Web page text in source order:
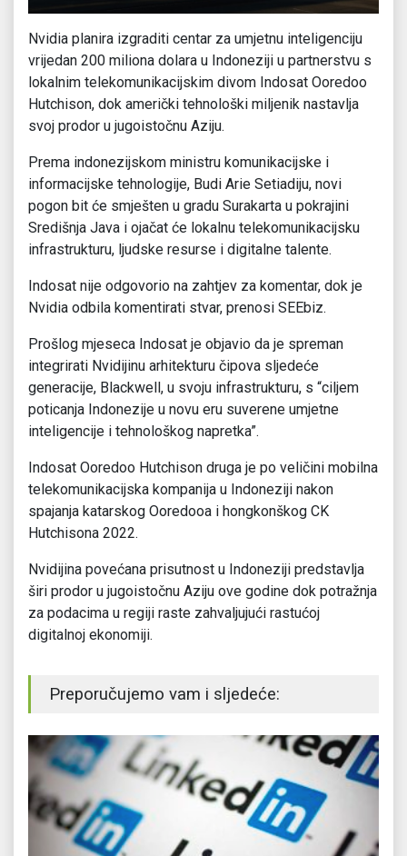
Nvidia planira izgraditi centar za umjetnu inteligenciju
vrijedan 200 miliona dolara u Indoneziji u partnerstvu s
lokalnim telekomunikacijskim divom Indosat Ooredoo
Hutchison, dok američki tehnološki miljenik nastavlja
svoj prodor u jugoistočnu Aziju.
Prema indonezijskom ministru komunikacijske i
informacijske tehnologije, Budi Arie Setiadiju, novi
pogon bit će smješten u gradu Surakarta u pokrajini
Središnja Java i ojačat će lokalnu telekomunikacijsku
infrastrukturu, ljudske resurse i digitalne talente.
Indosat nije odgovorio na zahtjev za komentar, dok je
Nvidia odbila komentirati stvar, prenosi SEEbiz.
Prošlog mjeseca Indosat je objavio da je spreman
integrirati Nvidijinu arhitekturu čipova sljedeće
generacije, Blackwell, u svoju infrastrukturu, s “ciljem
poticanja Indonezije u novu eru suverene umjetne
inteligencije i tehnološkog napretka”.
Indosat Ooredoo Hutchison druga je po veličini mobilna
telekomunikacijska kompanija u Indoneziji nakon
spajanja katarskog Ooredooa i hongkonškog CK
Hutchisona 2022.
Nvidijina povećana prisutnost u Indoneziji predstavlja
širi prodor u jugoistočnu Aziju ove godine dok potražnja
za podacima u regiji raste zahvaljujući rastućoj
digitalnoj ekonomiji.
Preporučujemo vam i sljedeće: